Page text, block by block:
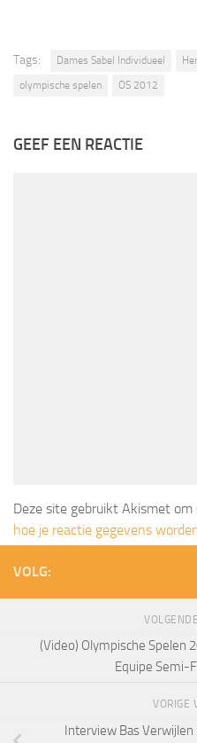
Tags: Dames Sabel Individueel
olympische spelen
OS 2012
GEEF EEN REACTIE
Deze site gebruikt Akismet om
hoe je reactie gegevens
VOLG:
(Video) Olympische Spelen
Equipe Semi-
VORIGE
Interview Bas Verwijlen